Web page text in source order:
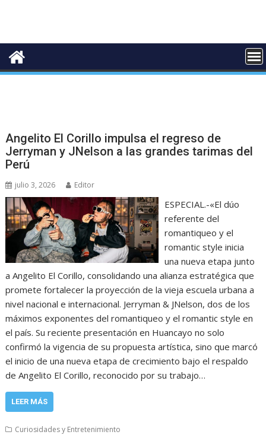
Angelito El Corillo impulsa el regreso de
Jerryman y JNelson a las grandes tarimas del
Perú
julio 3, 2026 Editor
ESPECIAL.-«El dúo
referente del
romantiqueo y el
romantic style inicia
una nueva etapa junto
a Angelito El Corillo, consolidando una alianza estratégica que
promete fortalecer la proyección de la vieja escuela urbana a
nivel nacional e internacional. Jerryman & JNelson, dos de los
máximos exponentes del romantiqueo y el romantic style en
el país. Su reciente presentación en Huancayo no solo
confirmó la vigencia de su propuesta artística, sino que marcó
el inicio de una nueva etapa de crecimiento bajo el respaldo
de Angelito El Corillo, reconocido por su trabajo…
LEER MÁS
Curiosidades y Entretenimiento